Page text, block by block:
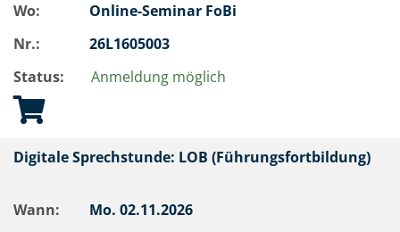
Wo:
Online-Seminar FoBi
Nr.:
26L1605003
Status:
Anmeldung möglich
Digitale Sprechstunde: LOB (Führungsfortbildung)
Wann: Mo. 02.11.2026